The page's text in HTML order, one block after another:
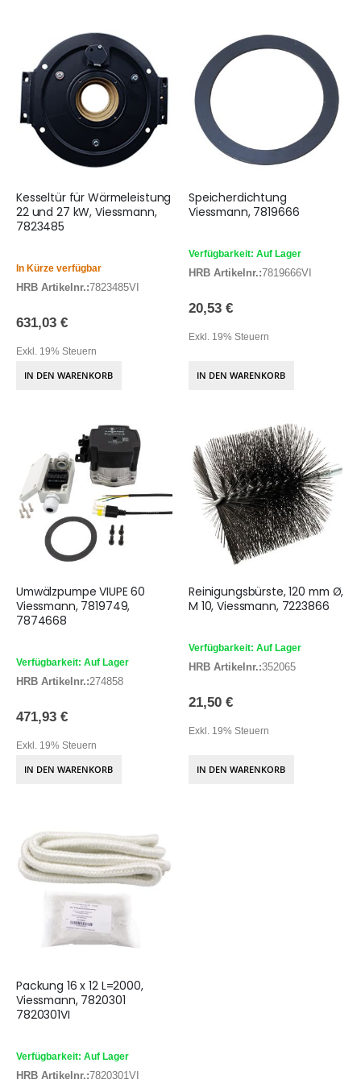
Kesseltür für Wärmeleistung
22 und 27 kW, Viessmann,
7823485
In Kürze verfügbar
HRB Artikelnr.:7823485VI
631,03 €
Exkl. 19% Steuern
IN DEN WARENKORB
Speicherdichtung
Viessmann, 7819666
Verfügbarkeit: Auf Lager
HRB Artikelnr.:7819666VI
20,53 €
Exkl. 19% Steuern
IN DEN WARENKORB
Umwälzpumpe VIUPE 60
Viessmann, 7819749,
7874668
Verfügbarkeit: Auf Lager
HRB Artikelnr.:274858
471,93 €
Exkl. 19% Steuern
IN DEN WARENKORB
Reinigungsbürste, 120 mm Ø,
M 10, Viessmann, 7223866
Verfügbarkeit: Auf Lager
HRB Artikelnr.:352065
21,50 €
Exkl. 19% Steuern
IN DEN WARENKORB
Packung 16 x 12 L=2000,
Viessmann, 7820301
7820301VI
Verfügbarkeit: Auf Lager
HRB Artikelnr.:7820301VI